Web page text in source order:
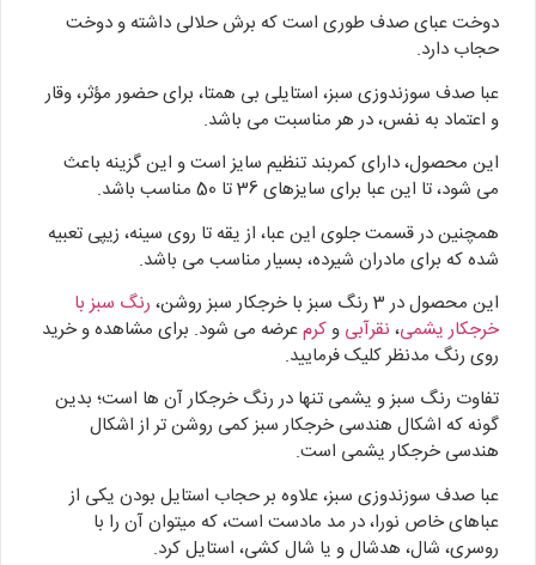
دوخت عبای صدف طوری است که برش حلالی داشته و دوخت
حجاب دارد.
عبا صدف سوزندوزی سبز، استایلی بی‌ همتا، برای حضور مؤثر، وقار
و اعتماد به‌ نفس، در هر مناسبت می باشد.
این محصول، دارای کمربند تنظیم سایز است و این گزینه باعث
می شود، تا این عبا برای سایزهای 36 تا 50 مناسب باشد.
همچنین در قسمت جلوی این عبا، از یقه تا روی سینه، زیپی تعبیه
شده که برای مادران شیرده، بسیار مناسب می باشد.
این محصول در 3 رنگ سبز با خرجکار سبز روشن،
رنگ سبز با
خرجکار یشمی، نقرآبی وکرمعرضه می شود. برای مشاهده و خرید
روی رنگ مدنظر کلیک فرمایید.
تفاوت رنگ سبز و یشمی تنها در رنگ خرجکار آن ها است؛ بدین
گونه که اشکال هندسی خرجکار سبز کمی روشن تر از اشکال
هندسی خرجکار یشمی است.
عبا صدف سوزندوزی سبز، علاوه بر حجاب استایل بودن یکی از
عباهای خاص نورا، در مد مادست است، که میتوان آن را با
روسری، شال، هدشال و یا شال کشی، استایل کرد.